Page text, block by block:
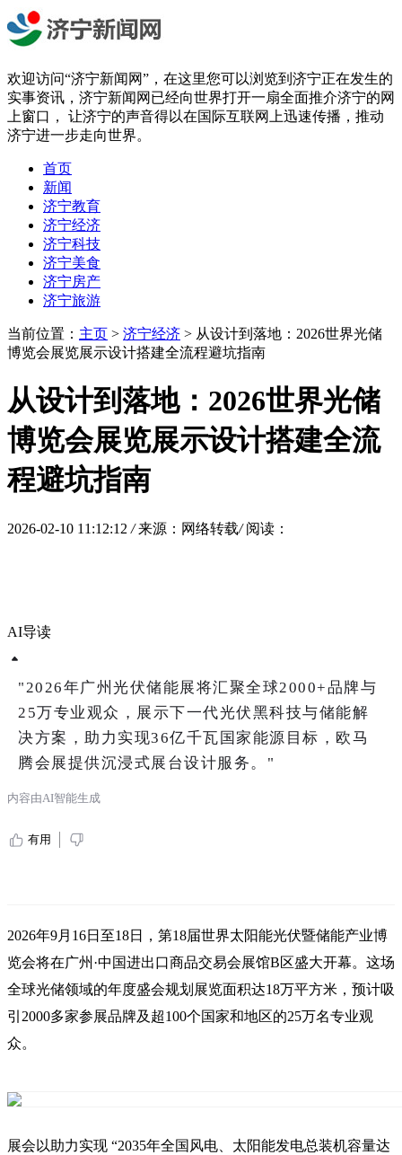
欢迎访问“济宁新闻网”，在这里您可以浏览到济宁正在发生的
实事资讯，济宁新闻网已经向世界打开一扇全面推介济宁的网
上窗口， 让济宁的声音得以在国际互联网上迅速传播，推动
济宁进一步走向世界。
首页
新闻
济宁教育
济宁经济
济宁科技
济宁美食
济宁房产
济宁旅游
当前位置： 主页 > 济宁经济 > 从设计到落地：2026世界光储
博览会展览展示设计搭建全流程避坑指南
从设计到落地：2026世界光储
博览会展览展示设计搭建全流
程避坑指南
2026-02-10 11:12:12 / 来源：网络转载/ 阅读：
AI导读
"2026年广州光伏储能展将汇聚全球2000+品牌与
25万专业观众，展示下一代光伏黑科技与储能解
决方案，助力实现36亿千瓦国家能源目标，欧马
腾会展提供沉浸式展台设计服务。"
内容由AI智能生成
有用
2026年9月16日至18日，第18届世界太阳能光伏暨储能产业博
览会将在广州·中国进出口商品交易会展馆B区盛大开幕。这场
全球光储领域的年度盛会规划展览面积达18万平方米，预计吸
引2000多家参展品牌及超100个国家和地区的25万名专业观
众。
展会以助力实现 “2035年全国风电、太阳能发电总装机容量达